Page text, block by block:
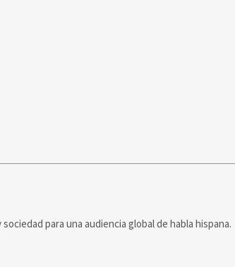
para una audiencia global de habla hispana.